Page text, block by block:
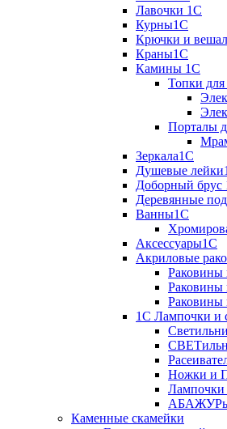
Лавочки 1С
Курны1С
Крючки и
Краны1С
Камины 1C
Топки
Порталы
Зеркала1С
Душевые
Доборный брус
Деревянные
Ванны1С
Аксессуары1С
Акриловые
Раковины
Раковины
Раковины
1С Лампочки и
Ножки и
Каменные скамейки